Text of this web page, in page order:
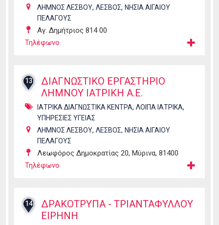
ΛΗΜΝΟΣ ΛΕΣΒΟΥ, ΛΕΣΒΟΣ, ΝΗΣΙΑ ΑΙΓΑΙΟΥ
ΠΕΛΑΓΟΥΣ
Αγ. Δημήτριος 814 00
Τηλέφωνο
13
ΔΙΑΓΝΩΣΤΙΚΟ ΕΡΓΑΣΤΗΡΙΟ
ΛΗΜΝΟΥ ΙΑΤΡΙΚΗ Α.Ε.
ΙΑΤΡΙΚΑ ΔΙΑΓΝΩΣΤΙΚΑ ΚΕΝΤΡΑ, ΛΟΙΠΑ ΙΑΤΡΙΚΑ,
ΥΠΗΡΕΣΙΕΣ ΥΓΕΙΑΣ
ΛΗΜΝΟΣ ΛΕΣΒΟΥ, ΛΕΣΒΟΣ, ΝΗΣΙΑ ΑΙΓΑΙΟΥ
ΠΕΛΑΓΟΥΣ
Λεωφόρος Δημοκρατίας 20, Μύρινα, 81400
Τηλέφωνο
14
ΔΡΑΚΟΤΡΥΠΑ - ΤΡΙΑΝΤΑΦΥΛΛΟΥ
ΕΙΡΗΝΗ